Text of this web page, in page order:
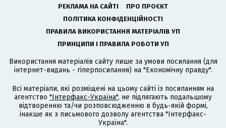
РЕКЛАМА НА САЙТІ
ПРО ПРОЄКТ
ПОЛІТИКА КОНФІДЕНЦІЙНОСТІ
ПРАВИЛА ВИКОРИСТАННЯ МАТЕРІАЛІВ УП
ПРИНЦИПИ І ПРАВИЛА РОБОТИ УП
Використання матеріалів сайту лише за умови посилання (для
інтернет-видань - гіперпосилання) на "Економічну правду".
Всі матеріали, які розміщені на цьому сайті із посиланням на
агентство "Інтерфакс-Україна", не підлягають подальшому
відтворенню та/чи розповсюдженню в будь-якій формі,
інакше як з письмового дозволу агентства "Інтерфакс-
Україна".